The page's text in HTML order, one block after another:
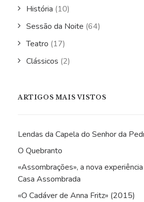
História (10)
Sessão da Noite (64)
Teatro (17)
Clássicos (2)
ARTIGOS MAIS VISTOS
Lendas da Capela do Senhor da
O Quebranto
«Assombrações», a nova
Casa Assombrada
«O Cadáver de Anna Fritz» (2015)